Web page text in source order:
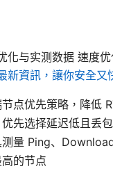
化与实测数据 速度
新資訊，讓你安全又
点优先策略，降低
先选择延迟低且丢
测量 Ping、
的节点